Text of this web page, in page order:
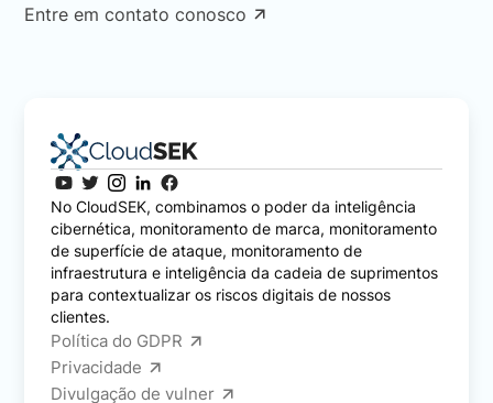
Entre em contato conosco
No CloudSEK, combinamos o poder da inteligência
cibernética, monitoramento de marca, monitoramento
de superfície de ataque, monitoramento de
infraestrutura e inteligência da cadeia de suprimentos
para contextualizar os riscos digitais de nossos
clientes.
Política do GDPR
Privacidade
Divulgação de vulner